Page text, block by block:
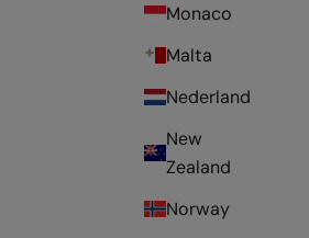
Monaco
Malta
Nederland
New
Zealand
Norway